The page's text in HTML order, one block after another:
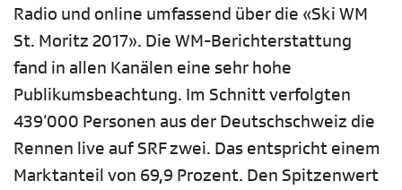
Radio und online umfassend über die «Ski WM
St. Moritz 2017». Die WM-Berichterstattung
fand in allen Kanälen eine sehr hohe
Publikumsbeachtung. Im Schnitt verfolgten
439‘000 Personen aus der Deutschschweiz die
Rennen live auf SRF zwei. Das entspricht einem
Marktanteil von 69,9 Prozent. Den Spitzenwert